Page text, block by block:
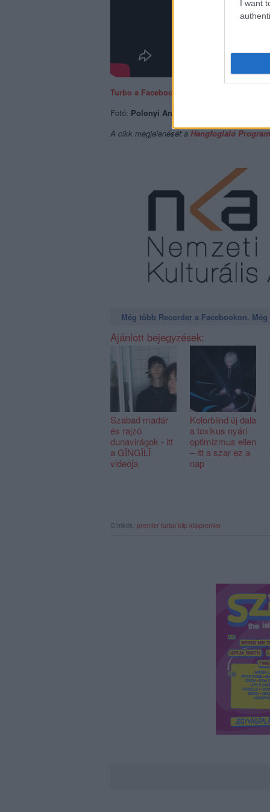
I want
Turbo a Facebookon
Fotó: Polonyi András
A cikk megjelenését a Hangfoglaló Program
Még több Recorder a Facebookon.
Ajánlott bejegyzések:
Szabad madár
és rajzó
dunavirágok - itt
a GÏNGÏLÏ
videója
Kolorblind új dala
a toxikus nyári
optimizmus ellen
– itt a szar ez a
nap
Címkék: premierturbo klip klippremier